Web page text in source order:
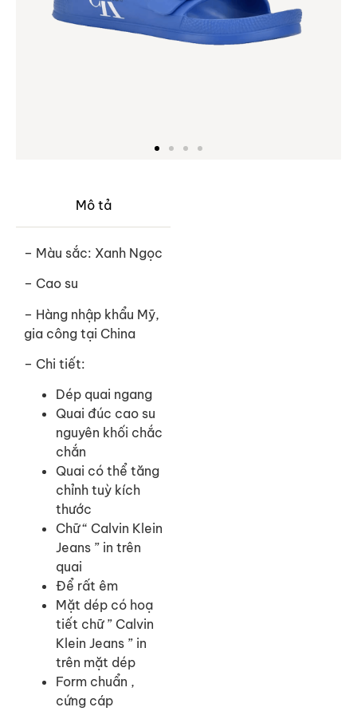
Mô tả
– Màu sắc: Xanh Ngọc
– Cao su
– Hàng nhập khẩu Mỹ,
gia công tại China
– Chi tiết:
Dép quai ngang
Quai đúc cao su
nguyên khối chắc
chắn
Quai có thể tăng
chỉnh tuỳ kích
thước
Chữ “ Calvin Klein
Jeans ” in trên
quai
Để rất êm
Mặt dép có hoạ
tiết chữ ” Calvin
Klein Jeans ” in
trên mặt dép
Form chuẩn ,
cứng cáp